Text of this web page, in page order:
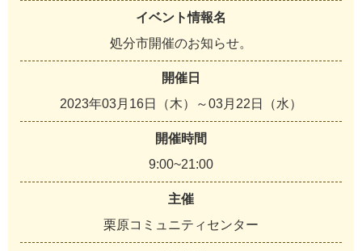
イベント情報名
処分市開催のお知らせ。
開催日
2023年03月16日（木）～03月22日（水）
開催時間
9:00~21:00
主催
栗原コミュニティセンター